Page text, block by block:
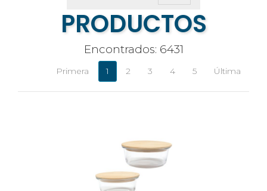
PRODUCTOS
Encontrados: 6431
Primera 1 2 3 4 5 Última